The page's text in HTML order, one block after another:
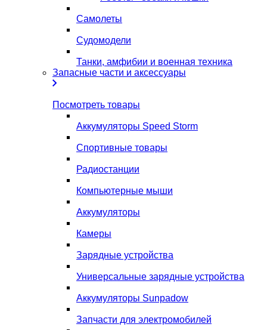
Самолеты
Судомодели
Танки, амфибии и военная техника
Запасные части и аксессуары
Посмотреть товары
Аккумуляторы Speed Storm
Спортивные товары
Радиостанции
Компьютерные мыши
Аккумуляторы
Камеры
Зарядные устройства
Универсальные зарядные устройства
Аккумуляторы Sunpadow
Запчасти для электромобилей